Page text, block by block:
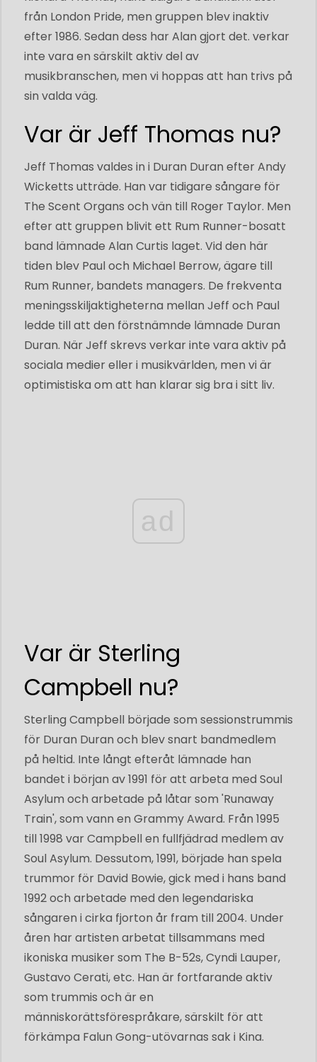
från London Pride, men gruppen blev inaktiv
efter 1986. Sedan dess har Alan gjort det. verkar
inte vara en särskilt aktiv del av
musikbranschen, men vi hoppas att han trivs på
sin valda väg.
Var är Jeff Thomas nu?
Jeff Thomas valdes in i Duran Duran efter Andy
Wicketts utträde. Han var tidigare sångare för
The Scent Organs och vän till Roger Taylor. Men
efter att gruppen blivit ett Rum Runner-bosatt
band lämnade Alan Curtis laget. Vid den här
tiden blev Paul och Michael Berrow, ägare till
Rum Runner, bandets managers. De frekventa
meningsskiljaktigheterna mellan Jeff och Paul
ledde till att den förstnämnde lämnade Duran
Duran. När Jeff skrevs verkar inte vara aktiv på
sociala medier eller i musikvärlden, men vi är
optimistiska om att han klarar sig bra i sitt liv.
ad
Var är Sterling
Campbell nu?
Sterling Campbell började som sessionstrummis
för Duran Duran och blev snart bandmedlem
på heltid. Inte långt efteråt lämnade han
bandet i början av 1991 för att arbeta med Soul
Asylum och arbetade på låtar som 'Runaway
Train', som vann en Grammy Award. Från 1995
till 1998 var Campbell en fullfjädrad medlem av
Soul Asylum. Dessutom, 1991, började han spela
trummor för David Bowie, gick med i hans band
1992 och arbetade med den legendariska
sångaren i cirka fjorton år fram till 2004. Under
åren har artisten arbetat tillsammans med
ikoniska musiker som The B-52s, Cyndi Lauper,
Gustavo Cerati, etc. Han är fortfarande aktiv
som trummis och är en
människorättsförespråkare, särskilt för att
förkämpa Falun Gong-utövarnas sak i Kina.